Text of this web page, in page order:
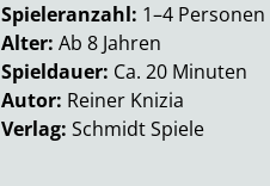
Spieleranzahl: 1–4 Personen
Alter: Ab 8 Jahren
Spieldauer: Ca. 20 Minuten
Autor: Reiner Knizia
Verlag: Schmidt Spiele